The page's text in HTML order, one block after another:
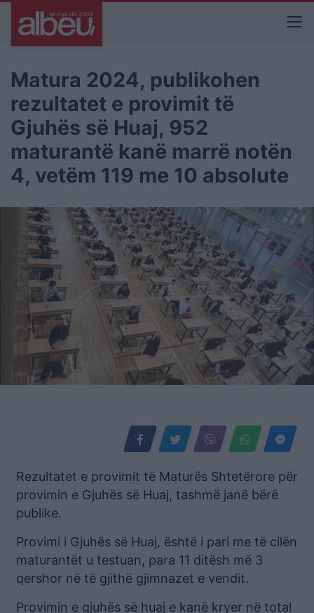
Matura 2024, publikohen
rezultatet e provimit të
Gjuhës së Huaj, 952
maturantë kanë marrë notën
4, vetëm 119 me 10 absolute
Rezultatet e provimit të Maturës Shtetërore për
provimin e Gjuhës së Huaj, tashmë janë bërë
publike.
Provimi i Gjuhës së Huaj, është i pari me të cilën
maturantët u testuan, para 11 ditësh më 3
qershor në të gjithë gjimnazet e vendit.
Provimin e gjuhës së huaj e kanë kryer në total